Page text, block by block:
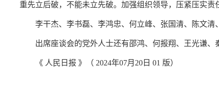
重先立后破，不能未立先破。加强组织领导，压紧压实
李干杰、李书磊、李鸿忠、何立峰、张国清、陈文
出席座谈会的党外人士还有邵鸿、何报翔、王光谦
《 人民日报 》（ 2024年07月20日 01 版）